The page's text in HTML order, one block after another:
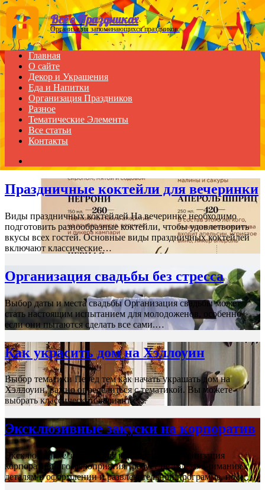
Menu
Всё о Праздниках
Организация запоминающихся праздников.
Главная
О сайте
Декор и Украшения
Еда и Напитки
Организация Праздников
Разное
Тематические Элементы
Все статьи
Контакты
for
Праздничные коктейли для вечеринки
Виды праздничных коктейлей На вечеринке необходимо
подготовить разнообразные коктейли, чтобы удовлетворить
вкусы всех гостей. Основные виды праздничных коктейлей
включают классические…
Организация свадьбы без стресса
Выбор даты и места свадьбы Организация свадьбы может
стать настоящим испытанием для молодоженов, особенно
если они пытаются сделать все сами.…
Как украсить дом на Хэллоуин
Выбор тематики Перед тем как начать украшать дом на
Хэллоуин, важно определиться с тематикой. Вы можете
выбрать классический вариант с…
Эксклюзивные закуски на корпоратив
Эксклюзивные закуски для корпоратива Организация
корпоративного мероприятия требует не только внимания к
деталям в оформлении и развлекательной программе, но и…